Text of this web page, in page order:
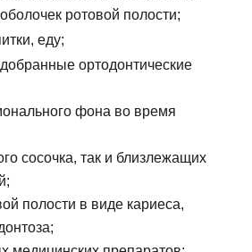
ротовой полости;
еду;
ортодонтические
фона во время
сосочка, так и близлежащих
полости в виде кариеса,